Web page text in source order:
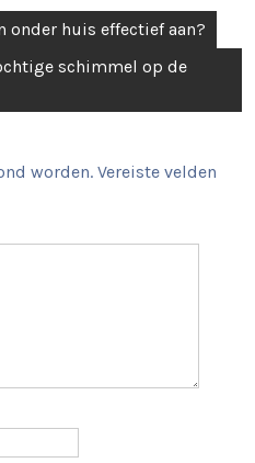
onder huis effectief aan?
schimmel op de
worden. Vereiste velden